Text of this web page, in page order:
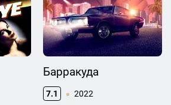
Барракуда
7.1 2022